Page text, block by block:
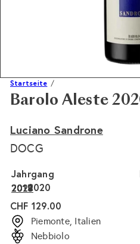
Startseite
Barolo Aleste
Luciano Sandrone
DOCG
Jahrgang
2020
2021
2019
2018
2017
Normaler
Preis
CHF 129.00
Piemonte, Italien
Nebbiolo